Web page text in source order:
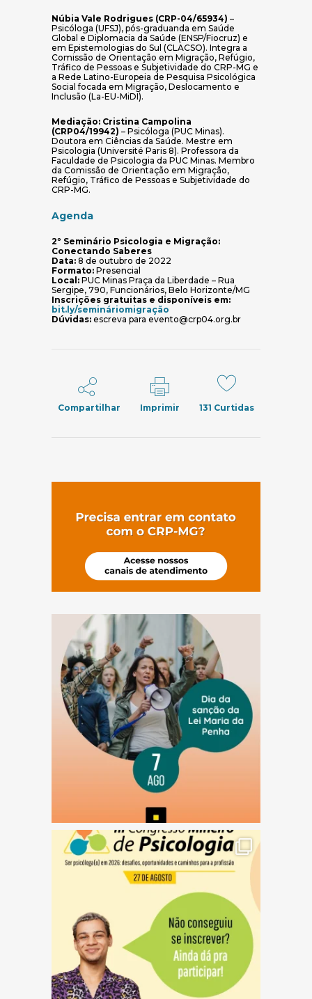
Núbia Vale Rodrigues (CRP-04/65934) –
Psicóloga (UFSJ), pós-graduanda em Saúde
Global e Diplomacia da Saúde (ENSP/Fiocruz) e
em Epistemologias do Sul (CLACSO). Integra a
Comissão de Orientação em Migração, Refúgio,
Tráfico de Pessoas e Subjetividade do CRP-MG e
a Rede Latino-Europeia de Pesquisa Psicológica
Social focada em Migração, Deslocamento e
Inclusão (La-EU-MiDI).
Mediação: Cristina Campolina
(CRP04/19942) – Psicóloga (PUC Minas).
Doutora em Ciências da Saúde. Mestre em
Psicologia (Université Paris 8). Professora da
Faculdade de Psicologia da PUC Minas. Membro
da Comissão de Orientação em Migração,
Refúgio, Tráfico de Pessoas e Subjetividade do
CRP-MG.
Agenda
2º Seminário Psicologia e Migração:
Conectando Saberes
Data: 8 de outubro de 2022
Formato: Presencial
Local: PUC Minas Praça da Liberdade – Rua
Sergipe, 790, Funcionários, Belo Horizonte/MG
Inscrições gratuitas e disponíveis em:
bit.ly/semináriomigração
Dúvidas: escreva para evento@crp04.org.br
Compartilhar Imprimir 131 Curtidas